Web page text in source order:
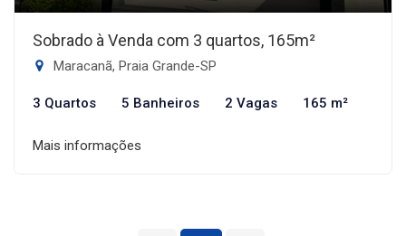
Sobrado à Venda com 3 quartos, 165m²
Maracanã, Praia Grande-SP
3 Quartos 5 Banheiros 2 Vagas 165 m²
Mais informações